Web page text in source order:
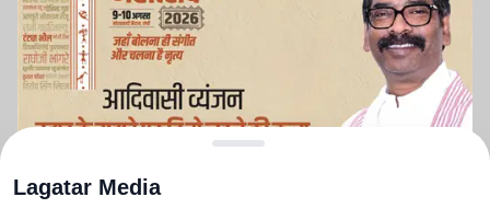
Lagatar Media